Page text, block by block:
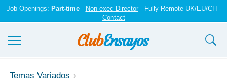
Job Openings: Part-time- Non-exec Director- Fully Remote UK/EU/CH -
Contact
Ensayos y trabajos
Temas Variados